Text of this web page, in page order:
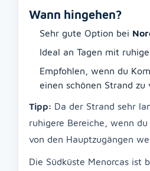
Wann hingehen?
Sehr gute Option bei
Ideal an Tagen mit
Empfohlen, wenn du
einen schönen Strand zu
Tipp: Da der Strand sehr
ruhigere Bereiche, wenn
von den Hauptzugängen
Die Südküste Menorcas ist